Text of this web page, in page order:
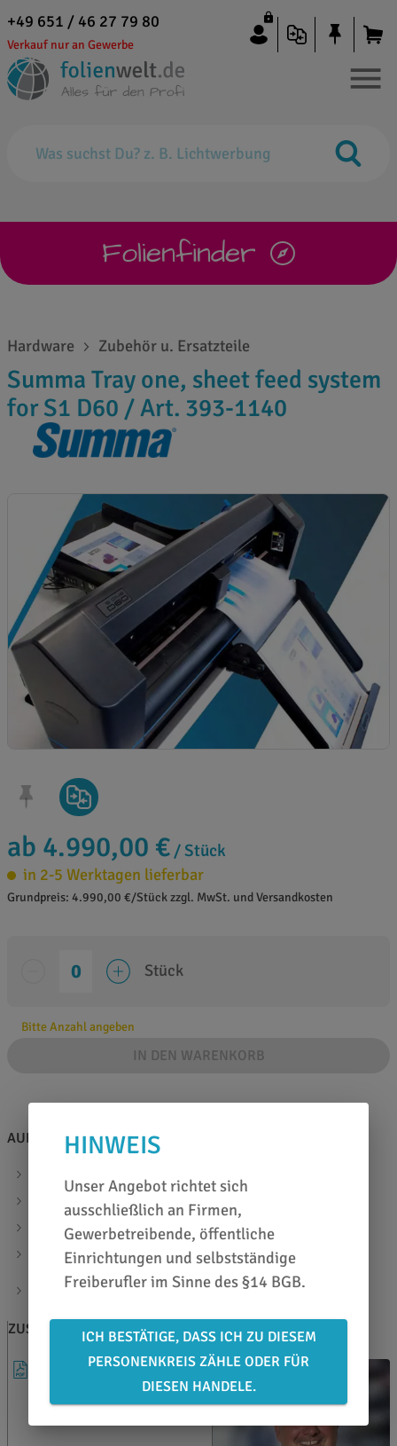
+49 651 / 46 27 79 80
Verkauf nur an Gewerbe
Folienfinder
Hardware Zubehör u. Ersatzteile
Summa Tray one, sheet feed system
for S1 D60 / Art. 393-1140
ab 4.990,00 € / Stück
in 2-5 Werktagen lieferbar
Grundpreis: 4.990,00 €/Stück zzgl. MwSt. und Versandkosten
Stück
Bitte Anzahl angeben
IN DEN WARENKORB
AUF EINEN BLICK
kann jederzeit nachgerüstet werden
effizienter Workflow mit GOSign
Papiergrößen: A4, A3, SRA3, SA3
automatisches Konturenschneiden gedruckter Blätter
ZUSATZINFOS
KATALOG
BERATEN LASSEN
HINWEIS
Unser Angebot richtet sich
ausschließlich an Firmen,
Gewerbetreibende, öffentliche
Einrichtungen und selbstständige
Freiberufler im Sinne des §14 BGB.
ICH BESTÄTIGE, DASS ICH ZU DIESEM
PERSONENKREIS ZÄHLE ODER FÜR
DIESEN HANDELE.